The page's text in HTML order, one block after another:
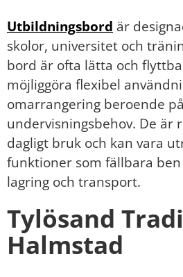
Utbildningsbord är
skolor, universitet och
bord är ofta lätta och
möjliggöra flexibel
omarrangering beroende på
undervisningsbehov. De är
dagligt bruk och kan vara
funktioner som fällbara
lagring och transport.
Tylösand
Halmstad